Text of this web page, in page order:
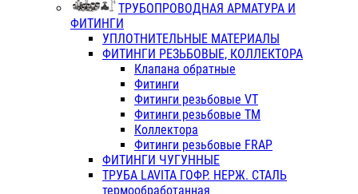
ТРУБОПРОВОДНАЯ АРМАТУРА И
ФИТИНГИ
УПЛОТНИТЕЛЬНЫЕ МАТЕРИАЛЫ
ФИТИНГИ РЕЗЬБОВЫЕ, КОЛЛЕКТОРА
Клапана обратные
Фитинги
Фитинги резьбовые VT
Фитинги резьбовые ТМ
Коллектора
Фитинги резьбовые FRAP
ФИТИНГИ ЧУГУННЫЕ
ТРУБА LAVITA ГОФР. НЕРЖ. СТАЛЬ
термообработанная